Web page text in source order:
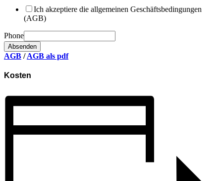
Ich akzeptiere die allgemeinen Geschäftsbedingungen
(AGB)
Phone
Absenden
AGB /AGB als pdf
Kosten